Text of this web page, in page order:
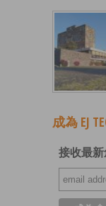
成為 EJ
接收最